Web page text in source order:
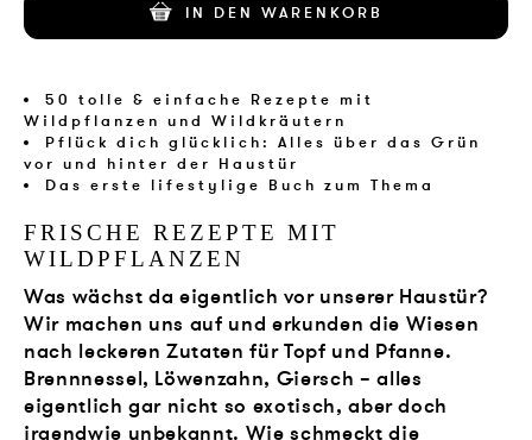
IN DEN WARENKORB
50 tolle & einfache Rezepte mit
Wildpflanzen und Wildkräutern
Pflück dich glücklich: Alles über das Grün
vor und hinter der Haustür
Das erste lifestylige Buch zum Thema
FRISCHE REZEPTE MIT
WILDPFLANZEN
Was wächst da eigentlich vor unserer Haustür?
Wir machen uns auf und erkunden die Wiesen
nach leckeren Zutaten für Topf und Pfanne.
Brennnessel, Löwenzahn, Giersch – alles
eigentlich gar nicht so exotisch, aber doch
irgendwie unbekannt. Wie schmeckt die